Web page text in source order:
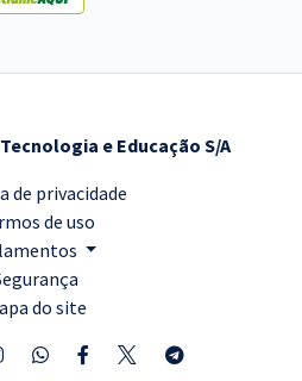
e Educação S/A
de privacidade
de uso
do site